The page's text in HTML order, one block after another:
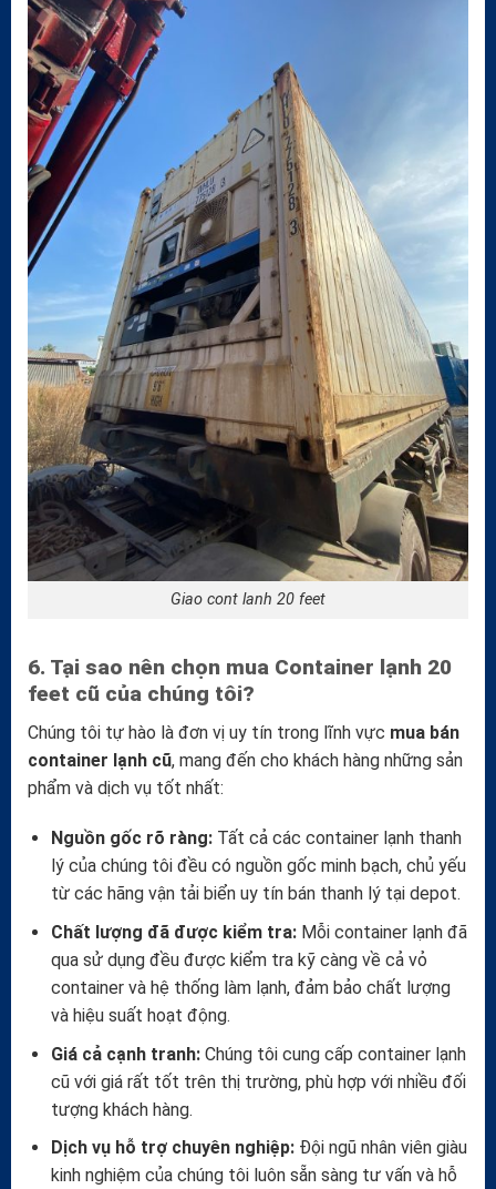
Giao cont lanh 20 feet
6. Tại sao nên chọn mua Container lạnh 20
feet cũ của chúng tôi?
Chúng tôi tự hào là đơn vị uy tín trong lĩnh vực mua bán
container lạnh cũ, mang đến cho khách hàng những sản
phẩm và dịch vụ tốt nhất:
Nguồn gốc rõ ràng:Tất cả các container lạnh thanh
lý của chúng tôi đều có nguồn gốc minh bạch, chủ yếu
từ các hãng vận tải biển uy tín bán thanh lý tại depot.
Chất lượng đã được kiểm tra:Mỗi container lạnh đã
qua sử dụng đều được kiểm tra kỹ càng về cả vỏ
container và hệ thống làm lạnh, đảm bảo chất lượng
và hiệu suất hoạt động.
Giá cả cạnh tranh:Chúng tôi cung cấp container lạnh
cũ với giá rất tốt trên thị trường, phù hợp với nhiều đối
tượng khách hàng.
Dịch vụ hỗ trợ chuyên nghiệp:Đội ngũ nhân viên giàu
kinh nghiệm của chúng tôi luôn sẵn sàng tư vấn và hỗ